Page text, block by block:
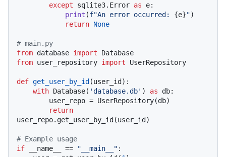
except sqlite3.Error as e:
print (f"An error occurred: {e}")
return None
# main.py
from database import
from user_repository import UserRepository
def get_user_by_id (user_id ):
with Database( 'database.db' ) as db:
return
user_repo.get_user_by_id(user_id)
# Example usage
if __name__ == "__main__" :